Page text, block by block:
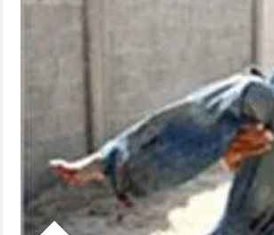
I MISSILI
GUARDIE
ANGELA
CON DRONI